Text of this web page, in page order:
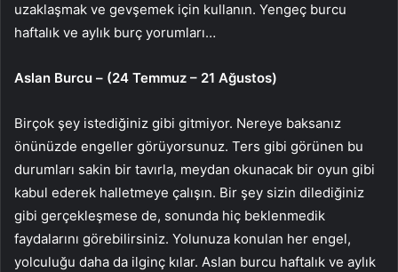
uzaklaşmak ve gevşemek için kullanın. Yengeç burcu
haftalık ve aylık burç yorumları…
Aslan Burcu – (24 Temmuz – 21 Ağustos)
Birçok şey istediğiniz gibi gitmiyor. Nereye baksanız
önünüzde engeller görüyorsunuz. Ters gibi görünen bu
durumları sakin bir tavırla, meydan okunacak bir oyun gibi
kabul ederek halletmeye çalışın. Bir şey sizin dilediğiniz
gibi gerçekleşmese de, sonunda hiç beklenmedik
faydalarını görebilirsiniz. Yolunuza konulan her engel,
yolculuğu daha da ilginç kılar. Aslan burcu haftalık ve aylık